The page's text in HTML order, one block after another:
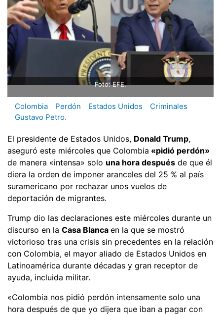
Foto: EFE.
Colombia Perdón Estados Unidos
Criminales
Gustavo Petro.
El presidente de Estados Unidos, Donald Trump,
aseguró este miércoles que Colombia «pidió perdón»
de manera «intensa» solo una hora después de que él
diera la orden de imponer aranceles del 25 % al país
suramericano por rechazar unos vuelos de
deportación de migrantes.
Trump dio las declaraciones este miércoles durante un
discurso en la Casa Blanca en la que se mostró
victorioso tras una crisis sin precedentes en la relación
con Colombia, el mayor aliado de Estados Unidos en
Latinoamérica durante décadas y gran receptor de
ayuda, incluida militar.
«Colombia nos pidió perdón intensamente solo una
hora después de que yo dijera que iban a pagar con